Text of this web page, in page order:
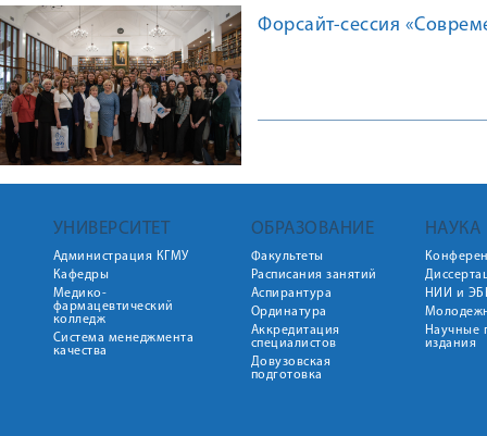
Форсайт-сессия
УНИВЕРСИТЕТ
Администрация КГМУ
Кафедры
Медико-
фармацевтический
колледж
Система менеджмента
качества
ОБРАЗОВАНИЕ
Факультеты
Расписания занятий
Аспирантура
Ординатура
Аккредитация
специалистов
Довузовская
подготовка
НАУКА
НИИ и
Научные
издания